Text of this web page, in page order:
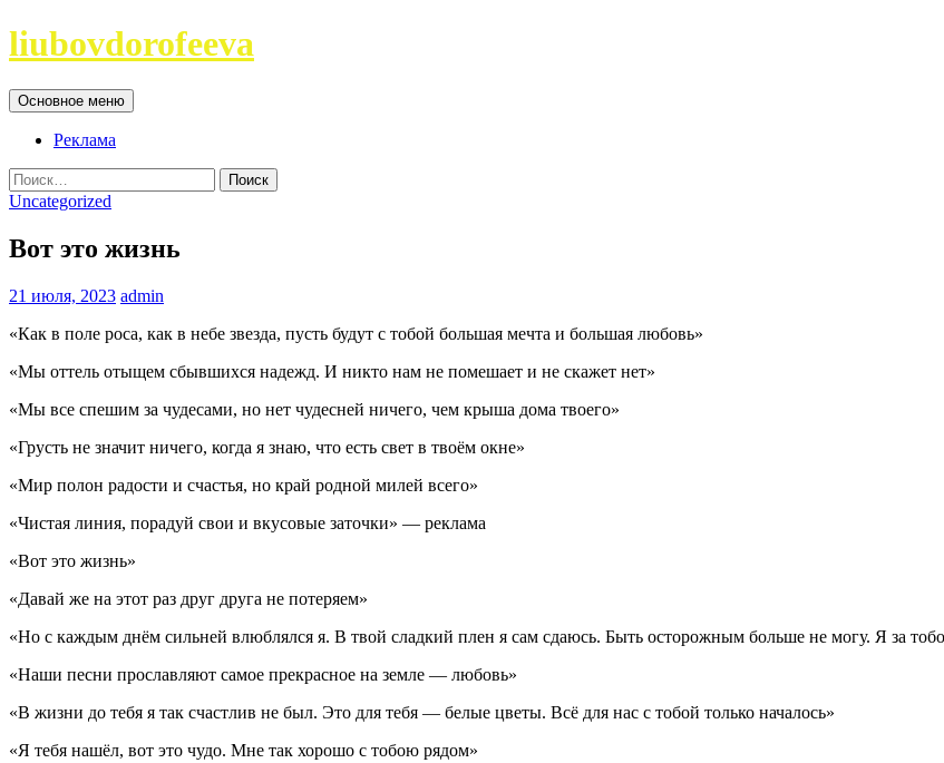
Перейти
к
liubovdorofeeva
Поиск
Основное меню
Реклама
Найти:
Uncategorized
Вот это жизнь
21 июля, 2023 admin
«Как в поле роса, как в небе звезда, пусть будут с тобой большая мечта и большая любовь»
«Мы оттель отыщем сбывшихся надежд. И никто нам не помешает и не скажет нет»
«Мы все спешим за чудесами, но нет чудесней ничего, чем крыша дома твоего»
«Грусть не значит ничего, когда я знаю, что есть свет в твоём окне»
«Мир полон радости и счастья, но край родной милей всего»
«Чистая линия, порадуй свои и вкусовые заточки» — реклама
«Вот это жизнь»
«Давай же на этот раз друг друга не потеряем»
«Но с каждым днём сильней влюблялся я. В твой сладкий плен я сам сдаюсь. Быть осторожным больше не могу. Я за
«Наши песни прославляют самое прекрасное на земле — любовь»
«В жизни до тебя я так счастлив не был. Это для тебя — белые цветы. Всё для нас с тобой только началось»
«Я тебя нашёл, вот это чудо. Мне так хорошо с тобою рядом»